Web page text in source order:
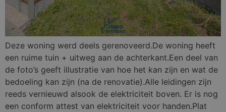
Deze woning werd deels gerenoveerd.De woning heeft
een ruime tuin + uitweg aan de achterkant.Een deel van
de foto’s geeft illustratie van hoe het kan zijn en wat de
bedoeling kan zijn (na de renovatie).Alle leidingen zijn
reeds vernieuwd alsook de elektriciteit boven. Er is nog
een conform attest van elektriciteit voor handen.Plat